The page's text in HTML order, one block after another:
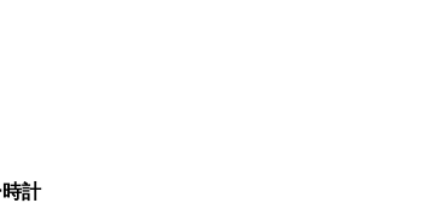
計